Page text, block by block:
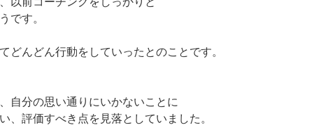
です。
どんどん行動をしていったとのことです。
自分の思い通りにいかないことに
、評価すべき点を見落としていました。